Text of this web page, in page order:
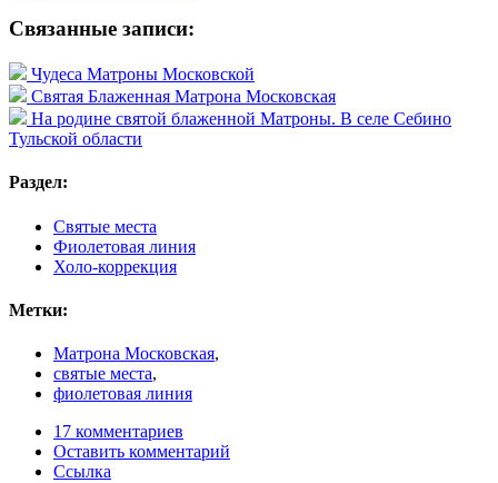
Связанные записи:
Чудеса Матроны Московской
Святая Блаженная Матрона Московская
На родине святой блаженной Матроны. В селе Себино
Тульской области
Раздел:
Святые места
Фиолетовая линия
Холо-коррекция
Метки:
Матрона Московская,
святые места,
фиолетовая линия
17 комментариев
Оставить комментарий
Ссылка